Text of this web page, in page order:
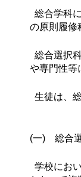
総合学科
の原則履修
総合選択
や専門性等
生徒は、
(一) 総合
学校にお